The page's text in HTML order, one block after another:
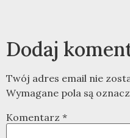
Dodaj
Twój adres email nie
Wymagane pola są
Komentarz *